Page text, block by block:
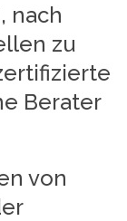
nach
zu
Berater
von